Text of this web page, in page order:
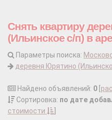
Снять квартиру
(Ильинское с/п) в
Параметры поиска:
деревня Юрятино
Найдено объявлений: 0
Сортировка: по дате
стоимости